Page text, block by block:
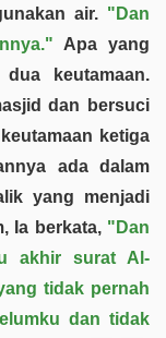
air. "Dan
Apa yang
keutamaan.
dan bersuci
ketiga
ada dalam
yang menjadi
Ia berkata, "Dan
akhir surat Al-
tidak pernah
dan tidak